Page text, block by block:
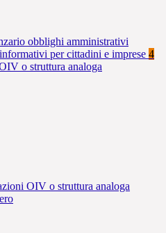
obblighi amministrativi
per cittadini e imprese 4
o struttura analoga
OIV o struttura analoga